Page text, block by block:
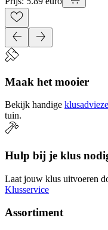
Maak het mooier
Bekijk handige
tuin.
Hulp bij je klus
Laat jouw klus uitvoeren
Klusservice
Assortiment